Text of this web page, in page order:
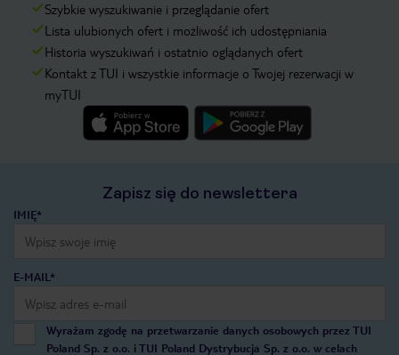
Szybkie wyszukiwanie i przeglądanie ofert
Lista ulubionych ofert i możliwość ich udostępniania
Historia wyszukiwań i ostatnio oglądanych ofert
Kontakt z TUI i wszystkie informacje o Twojej rezerwacji w
myTUI
Zapisz się do newslettera
IMIĘ*
E-MAIL*
Wyrażam zgodę na przetwarzanie danych osobowych przez TUI
Poland Sp. z o.o. i TUI Poland Dystrybucja Sp. z o.o. w celach